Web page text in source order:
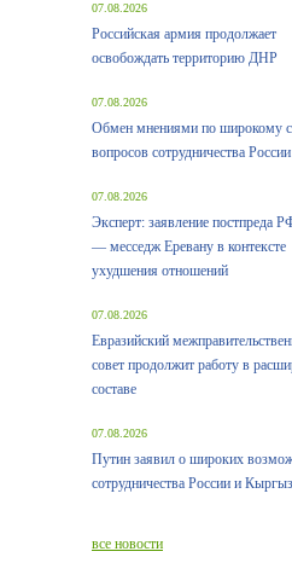
07.08.2026
Российская армия продолжает
освобождать территорию ДНР
07.08.2026
Обмен мнениями по широкому
вопросов сотрудничества
07.08.2026
Эксперт: заявление постпреда
— месседж Еревану в контексте
ухудшения отношений
07.08.2026
Евразийский
совет продолжит работу в
составе
07.08.2026
Путин заявил о широких
сотрудничества России и
все новости